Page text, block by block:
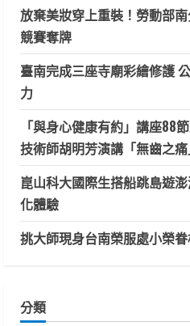
放棄美妝穿上重裝！勞動部
競賽奪牌
臺南完成三座寺廟彩繪修護
力
「與身心健康有約」講座88
技術師胡明芳演講「無齒之
崑山科大國際生搭船跳島遊
化體驗
挑大師現身台南榮服處小榮
分類